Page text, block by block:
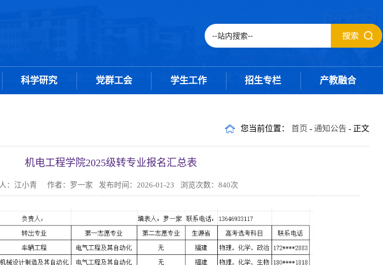
科学研究 党群工会 学生工作 招生专栏 产教融合
您当前位置： 首页 - 通知公告 - 正文
机电工程学院2025级转专业报名汇总表
：江小青 作者：罗一家 发布时间：2026-01-23 浏览次数： 840次